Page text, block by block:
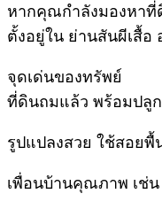
หากคุณกำลังมองหาที่
ตั้งอยู่ใน ย่านสันผีเสื้อ
จุดเด่นของทรัพย์
ที่ดินถมแล้ว พร้อมปลู
รูปแปลงสวย ใช้สอยพื้
เพื่อนบ้านคุณภาพ เช่